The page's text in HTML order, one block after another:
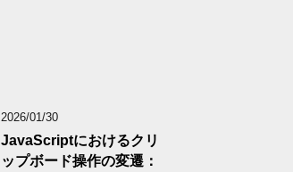
2026/01/30
JavaScriptにおけるクリ
ップボード操作の変遷：